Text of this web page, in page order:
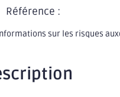
Référence :
sur les risques